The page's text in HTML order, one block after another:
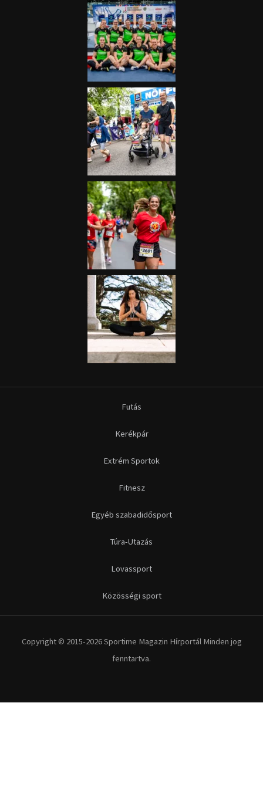
Futás
Kerékpár
Extrém Sportok
Fitnesz
Egyéb szabadidősport
Túra-Utazás
Lovassport
Közösségi sport
Copyright © 2015-2026 Sportime Magazin Hírportál Minden jog
fenntartva.